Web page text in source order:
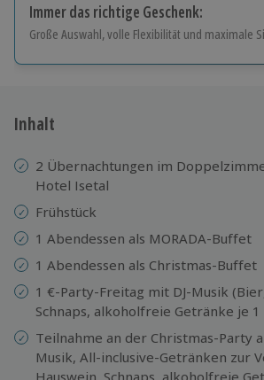
Immer das richtige Geschenk:
Große Auswahl, volle Flexibilität und maximale
Jeder Gutschein für alle Erlebnisse einlösbar.
10 Jahre gültig & verlängerbar.
Inhalt
2 Übernachtungen im
Hotel Isetal
Frühstück
1 Abendessen als MORADA-Buffet
1 Abendessen als Christmas-Buffet
1 €-Party-Freitag mit DJ-Musik
Schnaps, alkoholfreie Getränke je 1
Teilnahme an der Christmas-Party
Musik, All-inclusive-Getränken zur
Hauswein, Schnaps, alkoholfreie